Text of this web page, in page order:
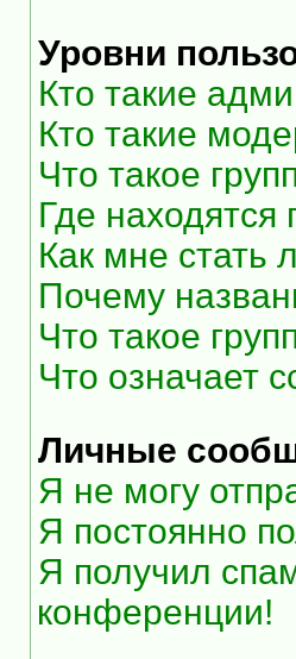
Уровни
Кто такие
Кто такие
Что такое
Где находятся
Как мне стать
Почему
Что такое
Что означает
Личные
Я не могу
Я постоянно
Я получил
конференции!